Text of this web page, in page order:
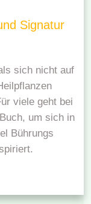
Signatur
sich nicht auf
viele geht bei
um sich in
Bührungs